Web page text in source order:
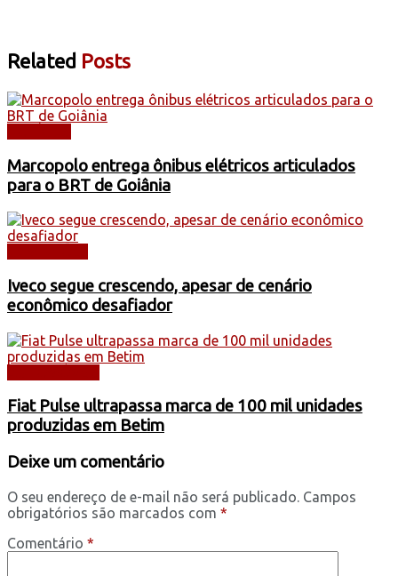
Related Posts
Marcopolo entrega ônibus elétricos articulados
para o BRT de Goiânia
Iveco segue crescendo, apesar de cenário
econômico desafiador
Fiat Pulse ultrapassa marca de 100 mil unidades
produzidas em Betim
Deixe um comentário
O seu endereço de e-mail não será publicado. Campos
obrigatórios são marcados com *
Comentário *